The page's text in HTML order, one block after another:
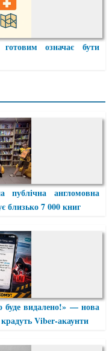
означає бути
публічна англомовна
близько 7 000 книг
буде видалено!» — нова
Viber-акаунти